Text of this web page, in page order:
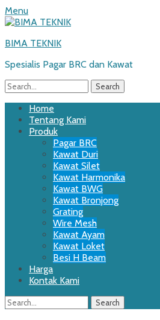
Menu
BIMA TEKNIK
Spesialis Pagar BRC dan Kawat
Search
for:
Primary
Menu
Skip
content
Home
Tentang Kami
Produk
Pagar BRC
Kawat Duri
Kawat Silet
Kawat Harmonika
Kawat BWG
Kawat Bronjong
Grating
Wire Mesh
Kawat Ayam
Kawat Loket
Besi H Beam
Harga
Kontak Kami
Search
Search
for: